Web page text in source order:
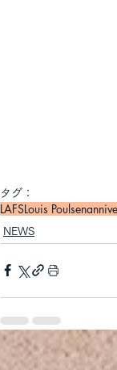
タグ：
LAFSLouis Poulsen
NEWS